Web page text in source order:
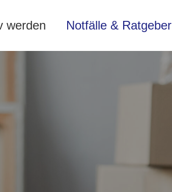
werden Notfälle & Ratgeber